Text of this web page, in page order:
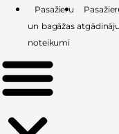
Skip
content
Pasažieru
un bagāžas
noteikumi